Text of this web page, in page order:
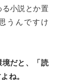
小説とか置
うんですけ
だと、「読
ね。